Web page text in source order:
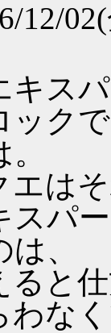
12/
キス
ック
エは
スパ
、
ると
わな